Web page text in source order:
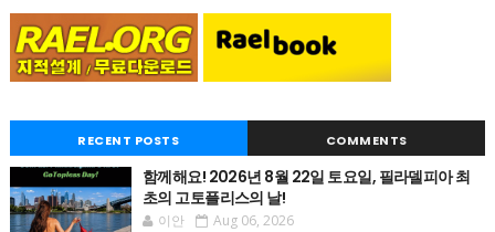
RECENT POSTS COMMENTS
함께해요! 2026년 8월 22일 토요일, 필라델피아 최
초의 고토플리스의 날!
이안 Aug 06, 2026